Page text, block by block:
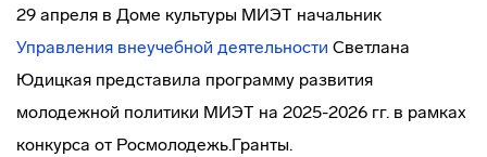
29 апреля в Доме культуры МИЭТ начальник
Управления внеучебной деятельности Светлана
Юдицкая представила программу развития
молодежной политики МИЭТ на 2025-2026 гг. в рамках
конкурса от Росмолодежь.Гранты.